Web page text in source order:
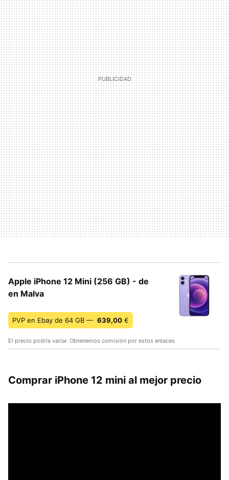
Apple iPhone 12 Mini (256 GB) - de
en Malva
PVP en Ebay de 64 GB — 639,00 €
El precio podría variar. Obtenemos comisión por estos enlaces
Comprar iPhone 12 mini al mejor precio